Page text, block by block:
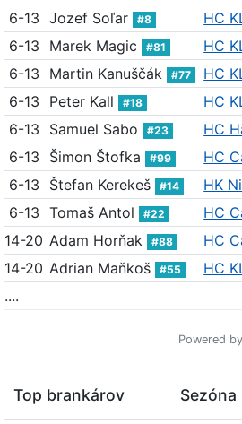
6-13
Jozef Soľar #8 HC
6-13
Marek Magic #81 HC
6-13
Martin Kanuščák #77 HC
6-13
Peter Kall #18 HC
6-13
Samuel Sabo #23 HC
6-13
Šimon Štofka #99 HC
6-13
Štefan Kerekeš #14 HK
6-13
Tomaš Antol #22 HC
14-20 Adam Horňak #88 HC
14-20 Adrian Maňkoš #55 HC
....
Powered by
Top brankárov